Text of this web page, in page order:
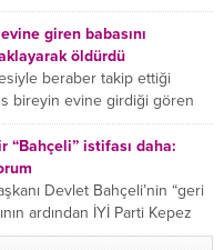
Bulut’un “Ben ölmek
ve yanında bulunan 10
“Anne lütfen...
giren babasını
öldürdü
beraber takip ettiği
bireyin evine girdiği gören
vücudunun çeşitli yerlerinden
Adana’da bir...
“Bahçeli” istifası daha:
Devlet Bahçeli’nin “geri
ardından İYİ Parti Kepez
Özgür Avcı “Evime